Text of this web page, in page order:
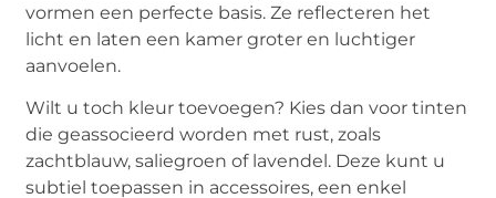
vormen een perfecte basis. Ze reflecteren het
licht en laten een kamer groter en luchtiger
aanvoelen.
Wilt u toch kleur toevoegen? Kies dan voor tinten
die geassocieerd worden met rust, zoals
zachtblauw, saliegroen of lavendel. Deze kunt u
subtiel toepassen in accessoires, een enkel